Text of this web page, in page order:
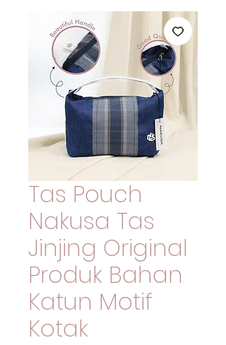
Tas Pouch
Nakusa Tas
Jinjing Original
Produk Bahan
Katun Motif
Kotak